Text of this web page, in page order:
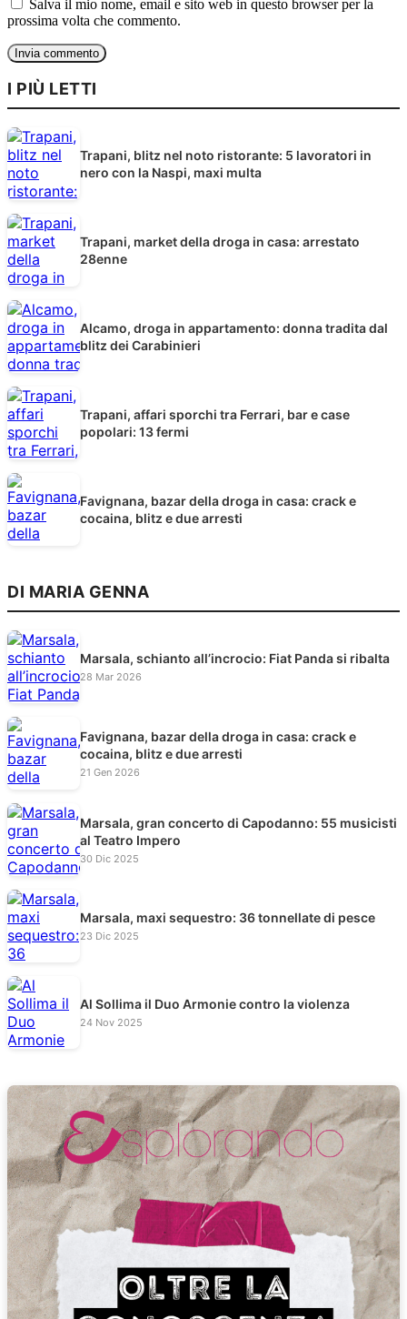
Salva il mio nome, email e sito web in questo browser per la
prossima volta che commento.
I PIÙ LETTI
Trapani, blitz nel noto ristorante: 5 lavoratori in
nero con la Naspi, maxi multa
Trapani, market della droga in casa: arrestato
28enne
Alcamo, droga in appartamento: donna tradita dal
blitz dei Carabinieri
Trapani, affari sporchi tra Ferrari, bar e case
popolari: 13 fermi
Favignana, bazar della droga in casa: crack e
cocaina, blitz e due arresti
DI MARIA GENNA
Marsala, schianto all’incrocio: Fiat Panda si ribalta
28 Mar 2026
Favignana, bazar della droga in casa: crack e
cocaina, blitz e due arresti
21 Gen 2026
Marsala, gran concerto di Capodanno: 55 musicisti
al Teatro Impero
30 Dic 2025
Marsala, maxi sequestro: 36 tonnellate di pesce
23 Dic 2025
Al Sollima il Duo Armonie contro la violenza
24 Nov 2025